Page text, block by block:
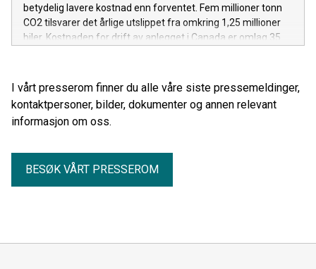
betydelig lavere kostnad enn forventet. Fem millioner tonn
CO2 tilsvarer det årlige utslippet fra omkring 1,25 millioner
biler. Kostnaden for drift av anlegget i Canada er omlag 35
om anlegget ble bygget i dag.
I vårt presserom finner du alle våre siste pressemeldinger,
kontaktpersoner, bilder, dokumenter og annen relevant
informasjon om oss.
BESØK VÅRT PRESSEROM